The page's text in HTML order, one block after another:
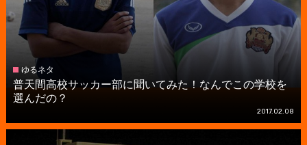
ゆるネタ
普天間高校サッカー部に聞いてみた！なんでこの学校を
選んだの？
2017.02.08